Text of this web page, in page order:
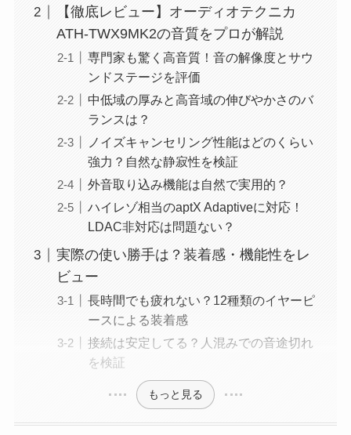
【徹底レビュー】オーディオテクニカ
ATH-TWX9MK2の音質をプロが解説
専門家も驚く高音質！音の解像度とサウ
ンドステージを評価
中低域の厚みと高音域の伸びやかさのバ
ランスは？
ノイズキャンセリング性能はどのくらい
強力？自然な静寂性を検証
外音取り込み機能は自然で実用的？
ハイレゾ相当のaptX Adaptiveに対応！
LDAC非対応は問題ない？
実際の使い勝手は？装着感・機能性をレ
ビュー
長時間でも疲れない？12種類のイヤーピ
ースによる装着感
接続は安定してる？人混みでの音途切れ
を検証
もっと見る